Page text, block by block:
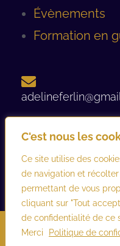
C'est nous les
Ce site utilise des
de navigation et
permettant de vous
cliquant sur "Tout
de confidentialité de ce
Merci
Politique de
Évènements
Formation en
06 08 93 12 44 ​
Conditions